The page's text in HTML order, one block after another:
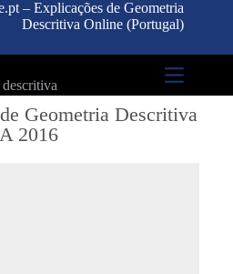
– Explicações de Geometria
Descritiva Online (Portugal)
Geometria Descritiva
A 2016